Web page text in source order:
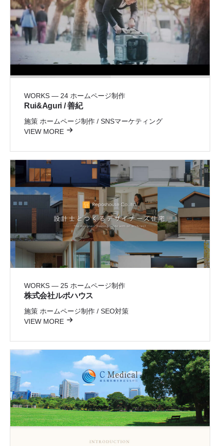
WORKS — 24 ホームページ制作
Rui&Aguri / 善紀
施策 ホームページ制作 / SNSマーケティング
VIEW MORE
WORKS — 25 ホームページ制作
株式会社ルポハウス
施策 ホームページ制作 / SEO対策
VIEW MORE